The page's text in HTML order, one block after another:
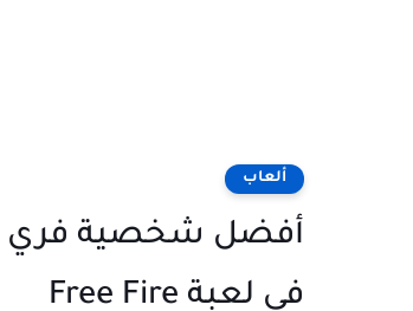
ألعاب
أفضل شخصية فري
في لعبة Free Fire